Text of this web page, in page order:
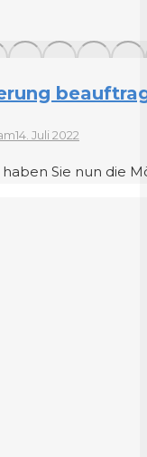
14. Juli 2022
Sie nun die